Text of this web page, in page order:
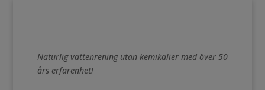
Naturlig vattenrening utan kemikalier med över 50
års erfarenhet!